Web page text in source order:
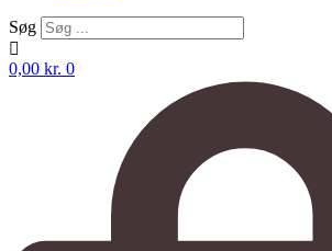
Søg
0,00 kr. 0